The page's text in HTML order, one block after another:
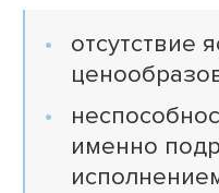
отсутствие
именно